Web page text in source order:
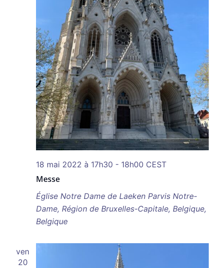
Messe
18 mai 2022 à 17h30 - 18h00 CEST
Église Notre Dame de Laeken Parvis Notre-
Dame, Région de Bruxelles-Capitale, Belgique,
Belgique
ven
20